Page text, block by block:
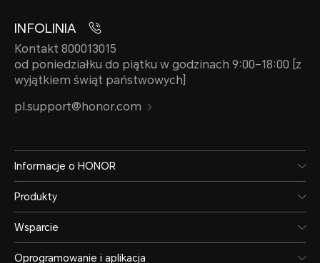
INFOLINIA
Kontakt 800013015
od poniedziałku do piątku w godzinach 9:00–18:00 [z
wyjątkiem świąt państwowych]
pl.support@honor.com
Informacje o HONOR
Produkty
Wsparcie
Oprogramowanie i aplikacja